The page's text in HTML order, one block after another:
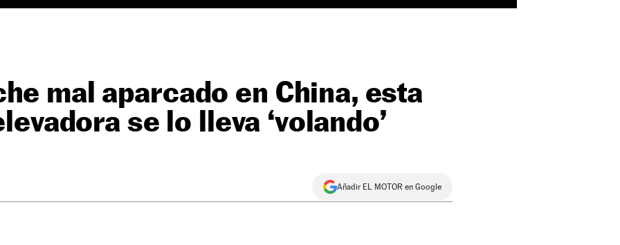
mal aparcado en China, esta
se lo lleva ‘volando’
Añadir EL MOTOR en Google